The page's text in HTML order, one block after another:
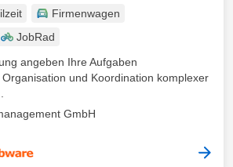
Firmenwagen
JobRad
angeben Ihre Aufgaben
, Organisation und Koordination komplexer
GmbH